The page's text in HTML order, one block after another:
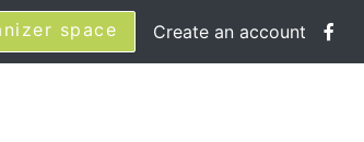
space Create an account